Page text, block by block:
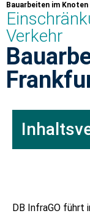
Bauarbeiten im
Verkehr
DB InfraGO führt